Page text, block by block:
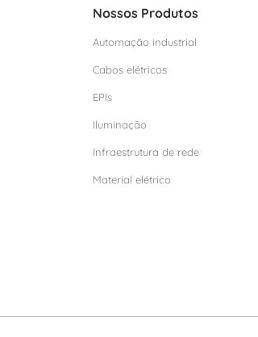
Nossos Produtos
Automação industrial
Cabos elétricos
EPIs
Iluminação
Infraestrutura de rede
Material elétrico